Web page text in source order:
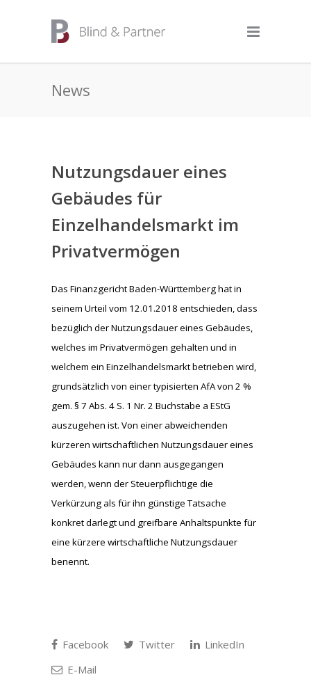
News
Nutzungsdauer eines
Gebäudes für
Einzelhandelsmarkt im
Privatvermögen
Das Finanzgericht Baden-Württemberg hat in
seinem Urteil vom 12.01.2018 entschieden, dass
bezüglich der Nutzungsdauer eines Gebäudes,
welches im Privatvermögen gehalten und in
welchem ein Einzelhandelsmarkt betrieben wird,
grundsätzlich von einer typisierten AfA von 2 %
gem. § 7 Abs. 4 S. 1 Nr. 2 Buchstabe a EStG
auszugehen ist. Von einer abweichenden
kürzeren wirtschaftlichen Nutzungsdauer eines
Gebäudes kann nur dann ausgegangen
werden, wenn der Steuerpflichtige die
Verkürzung als für ihn günstige Tatsache
konkret darlegt und greifbare Anhaltspunkte für
eine kürzere wirtschaftliche Nutzungsdauer
benennt.
Facebook Twitter
LinkedIn
E-Mail